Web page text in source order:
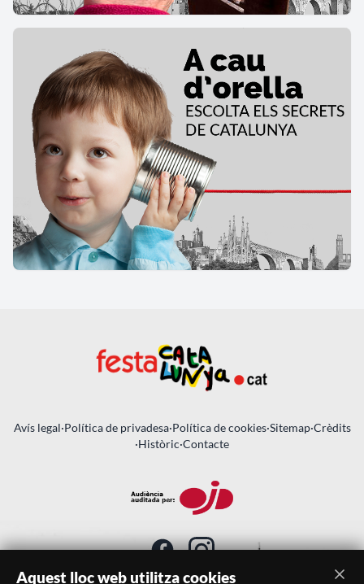
Avís legal·Política de privadesa·Política de cookies·Sitemap·Crèdits
·Històric·Contacte
Aquest lloc web utilitza cookies